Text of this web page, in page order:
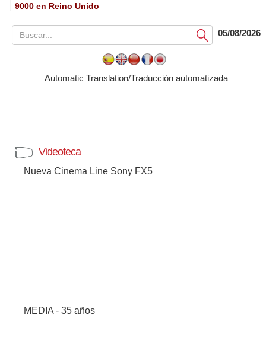
9000 en Reino Unido
Submit05/08/2026
Automatic Translation/Traducción automatizada
Videoteca
Nueva Cinema Line Sony FX5
MEDIA - 35 años